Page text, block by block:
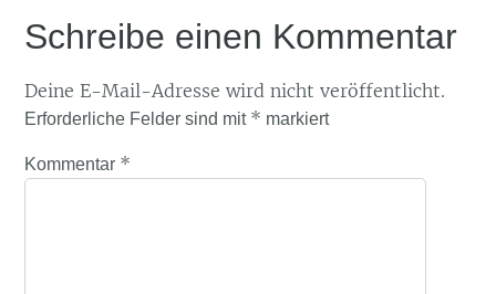
Schreibe einen Kommentar
Deine E-Mail-Adresse wird nicht veröffentlicht.
Erforderliche Felder sind mit * markiert
Kommentar *